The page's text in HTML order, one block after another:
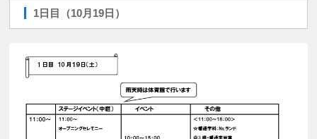
1日目（10月19日）